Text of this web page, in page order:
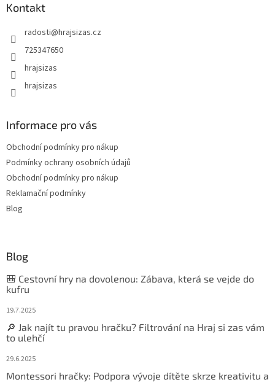
Kontakt
radosti@hrajsizas.cz
725347650
hrajsizas
hrajsizas
Informace pro vás
Obchodní podmínky pro nákup
Podmínky ochrany osobních údajů
Obchodní podmínky pro nákup
Reklamační podmínky
Blog
Blog
🎒 Cestovní hry na dovolenou: Zábava, která se vejde do
kufru
19.7.2025
🔎 Jak najít tu pravou hračku? Filtrování na Hraj si zas vám
to ulehčí
29.6.2025
Montessori hračky: Podpora vývoje dítěte skrze kreativitu a